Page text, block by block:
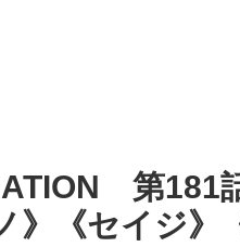
第181
》《セイジ》